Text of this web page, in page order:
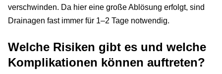
verschwinden. Da hier eine große Ablösung erfolgt, sind
Drainagen fast immer für 1–2 Tage notwendig.
Welche Risiken gibt es und welche
Komplikationen können auftreten?